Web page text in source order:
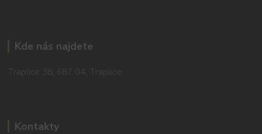
Kde nás najdete
Kontakty